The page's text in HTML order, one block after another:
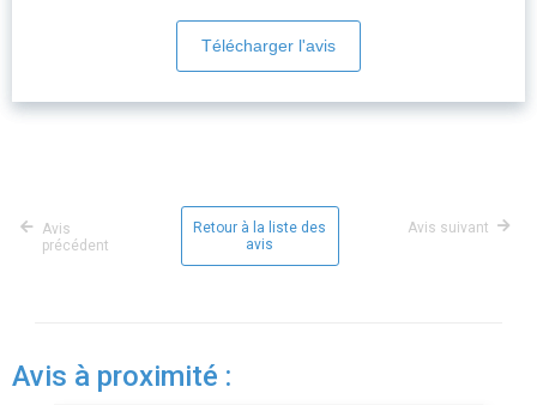
Télécharger l'avis
Avis
précédent
Retour à la liste des
avis
Avis suivant
Avis à proximité :